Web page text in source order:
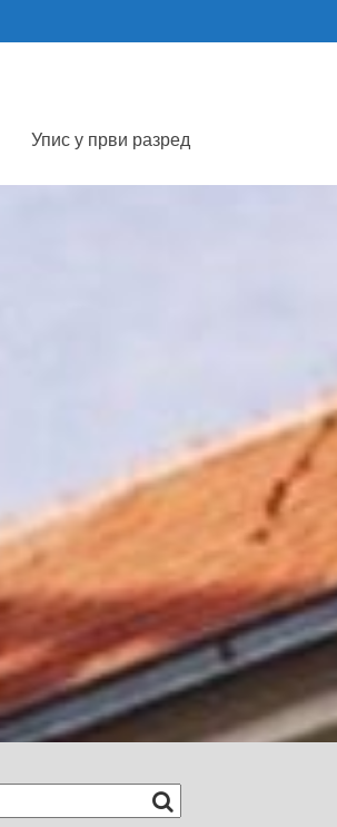
Упис у први разред